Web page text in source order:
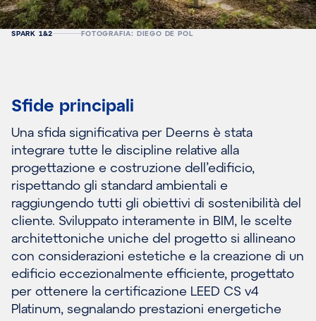
SPARK 1&2 FOTOGRAFIA: DIEGO DE POL
Sfide principali
Una sfida significativa per Deerns è stata
integrare tutte le discipline relative alla
progettazione e costruzione dell’edificio,
rispettando gli standard ambientali e
raggiungendo tutti gli obiettivi di sostenibilità del
cliente. Sviluppato interamente in BIM, le scelte
architettoniche uniche del progetto si allineano
con considerazioni estetiche e la creazione di un
edificio eccezionalmente efficiente, progettato
per ottenere la certificazione LEED CS v4
Platinum, segnalando prestazioni energetiche